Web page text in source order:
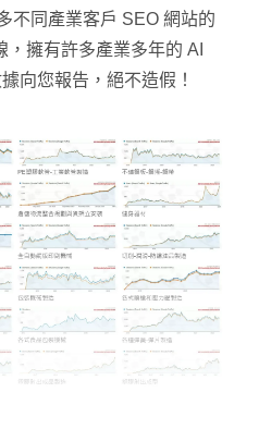
不同產業客戶 SEO 網站的
擁有許多產業多年的 AI
向您報告，絕不造假！